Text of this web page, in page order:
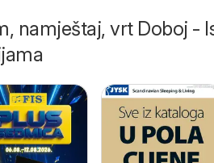
namještaj, vrt Doboj -